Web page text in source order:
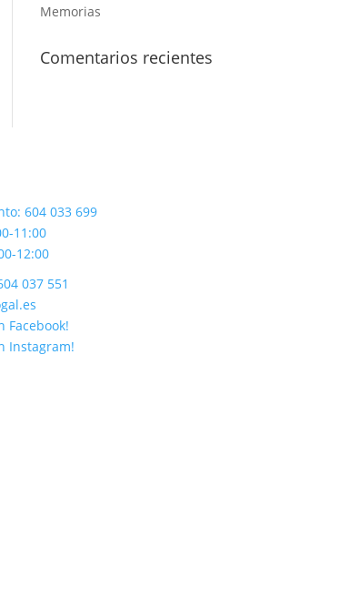
Memorias
Comentarios recientes
604 033 699
11:00
12:00
037 551
Facebook!
Instagram!